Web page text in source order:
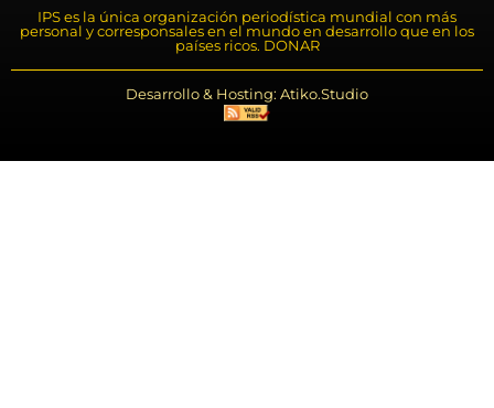
IPS es la única organización periodística mundial con más
personal y corresponsales en el mundo en desarrollo que en los
países ricos. DONAR
Desarrollo & Hosting: Atiko.Studio